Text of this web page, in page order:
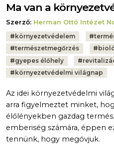
Ma van a
Szerző: Herman Ottó Intézet
Tags:
# környezetvédelem #
#természetmegőrzés #
#gyepes élőhely #
# környezetvédelmi világnap
Az idei környezetvédelmi
arra figyelmeztet minket,
élőlényekben gazdag
emberiség számára, éppen
tennünk, hogy megóvjuk.